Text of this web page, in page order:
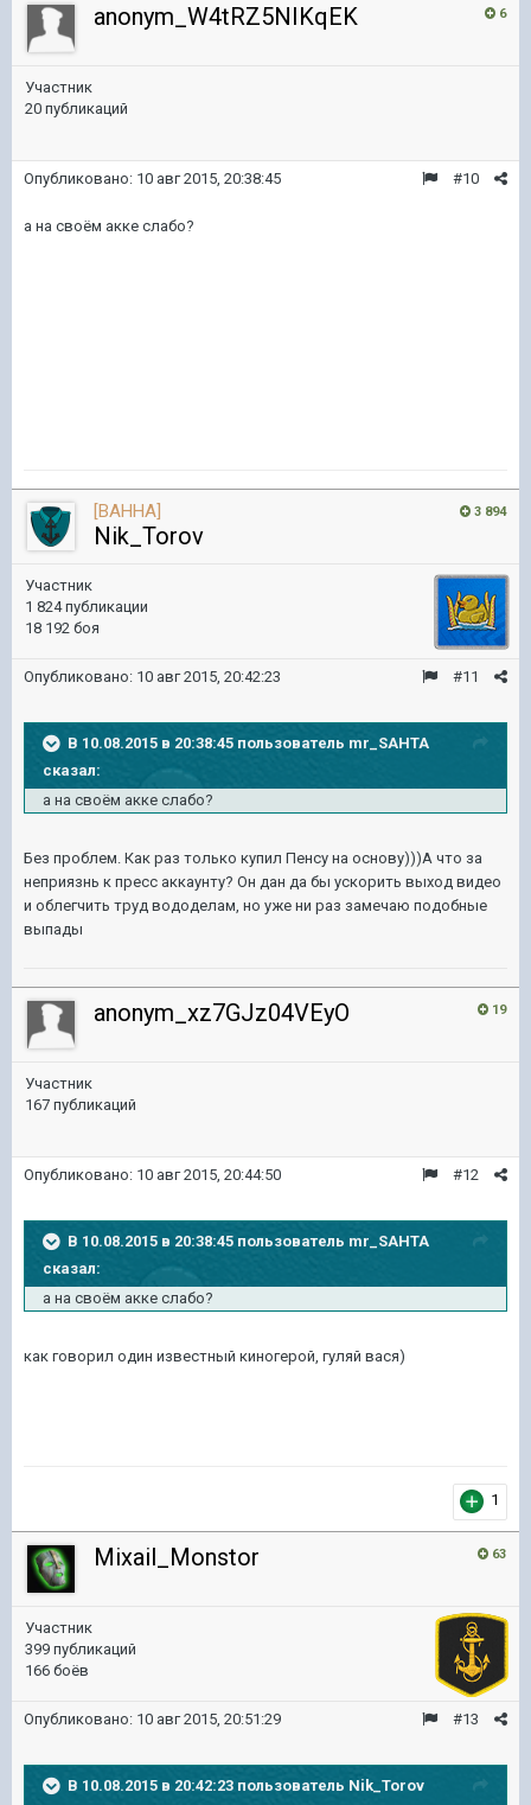
6
anonym_W4tRZ5NIKqEK
Участник
20 публикаций
#10
Опубликовано: 10 авг 2015, 20:38:45
а на своём акке слабо?
3 894
[BAHHA]
Nik_Torov
Участник
1 824 публикации
18 192 боя
#11
Опубликовано: 10 авг 2015, 20:42:23
В 10.08.2015 в 20:38:45 пользователь mr_SAHTA
сказал:
а на своём акке слабо?
Без проблем. Как раз только купил Пенсу на основу)))А что за
неприязнь к пресс аккаунту? Он дан да бы ускорить выход видео
и облегчить труд вододелам, но уже ни раз замечаю подобные
выпады
19
anonym_xz7GJz04VEyO
Участник
167 публикаций
#12
Опубликовано: 10 авг 2015, 20:44:50
В 10.08.2015 в 20:38:45 пользователь mr_SAHTA
сказал:
а на своём акке слабо?
как говорил один известный киногерой, гуляй вася)
1
63
Mixail_Monstor
Участник
399 публикаций
166 боёв
#13
Опубликовано: 10 авг 2015, 20:51:29
В 10.08.2015 в 20:42:23 пользователь Nik_Torov